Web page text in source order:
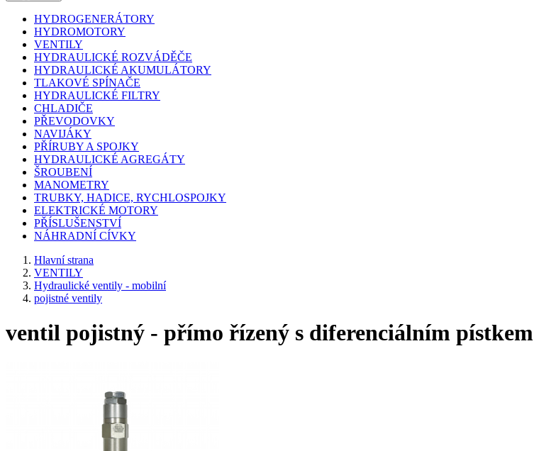
HYDROGENERÁTORY
HYDROMOTORY
VENTILY
HYDRAULICKÉ ROZVÁDĚČE
HYDRAULICKÉ AKUMULÁTORY
TLAKOVÉ SPÍNAČE
HYDRAULICKÉ FILTRY
CHLADIČE
PŘEVODOVKY
NAVIJÁKY
PŘÍRUBY A SPOJKY
HYDRAULICKÉ AGREGÁTY
ŠROUBENÍ
MANOMETRY
TRUBKY, HADICE, RYCHLOSPOJKY
ELEKTRICKÉ MOTORY
PŘÍSLUŠENSTVÍ
NÁHRADNÍ CÍVKY
Hlavní strana
VENTILY
Hydraulické ventily - mobilní
pojistné ventily
ventil pojistný - přímo řízený s diferenciálním pístkem